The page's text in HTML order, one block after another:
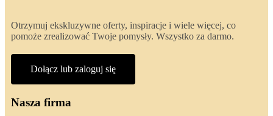
Otrzymuj ekskluzywne oferty, inspiracje i wiele więcej, co
pomoże zrealizować Twoje pomysły. Wszystko za darmo.
Dołącz lub zaloguj się
Nasza firma